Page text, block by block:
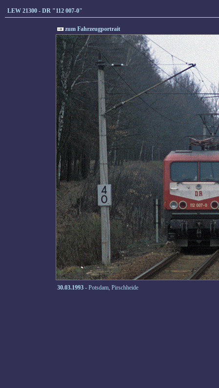
LEW 21300 - DR "112 007-0"
zum Fahrzeugportrait
30.03.1993 - Potsdam, Pirschheide